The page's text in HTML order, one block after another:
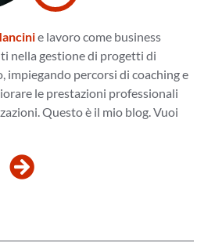
e lavoro come business
nella gestione di progetti di
impiegando percorsi di coaching e
le prestazioni professionali
Questo è il mio blog. Vuoi